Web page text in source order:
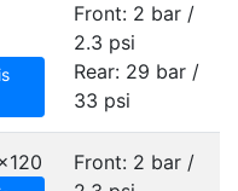
Front: 2 bar /
2.3 psi
Rear: 29 bar /
33 psi
Front: 2 bar /